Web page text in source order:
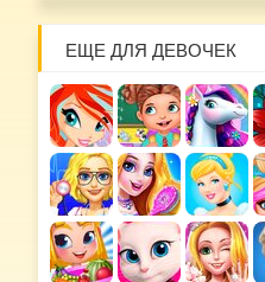
ЕЩЕ ДЛЯ ДЕВОЧЕК